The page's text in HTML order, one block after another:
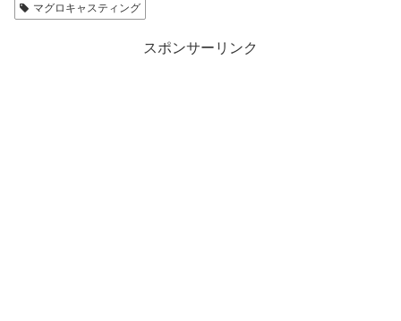
マグロキャスティング
スポンサーリンク